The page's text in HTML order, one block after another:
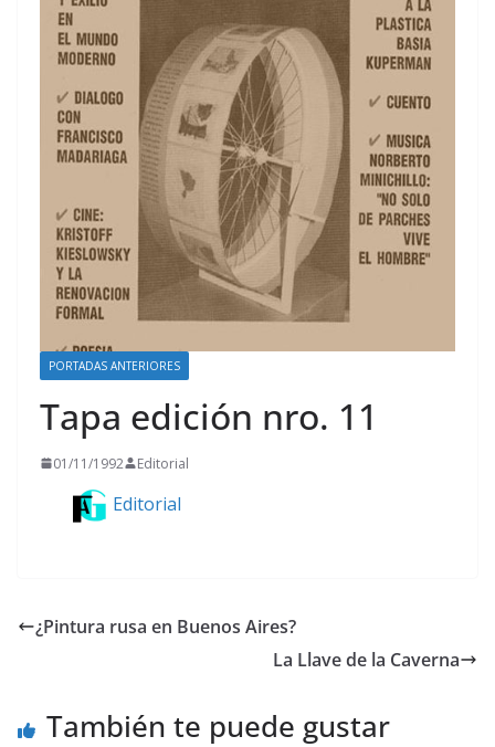
PORTADAS ANTERIORES
Tapa edición nro. 11
01/11/1992 Editorial
Editorial
¿Pintura rusa en Buenos Aires?
La Llave de la Caverna
También te puede gustar